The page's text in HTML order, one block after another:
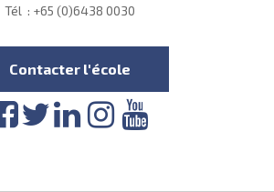
Tél : +65 (0)6438 0030
Contacter l'école